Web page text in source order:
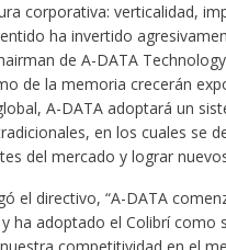
corporativa: verticalidad,
ha invertido
de A-DATA
de la memoria crecerán
A-DATA adoptará un
en los cuales se
del mercado y lograr
el directivo, “A-DATA
ha adoptado el Colibrí